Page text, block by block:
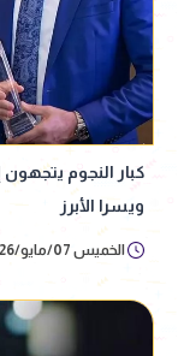
كبار النجوم
ويسرا الأبرز
الخميس 07/مايو/2026 - 02:06 ص